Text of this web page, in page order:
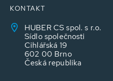
KONTAKT
HUBER CS spol. s r.o.
Sídlo společnosti
Cihlářská 19
602 00 Brno
Česká republika